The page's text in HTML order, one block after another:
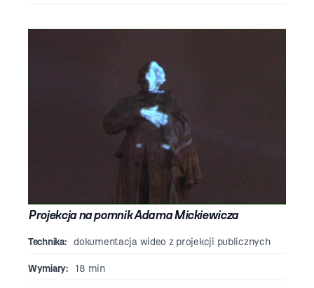
Projekcja na pomnik Adama Mickiewicza
Technika: dokumentacja wideo z projekcji publicznych
Wymiary: 18 min